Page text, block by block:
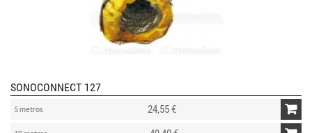
SONOCONNECT 127
5 metros 24,55 €